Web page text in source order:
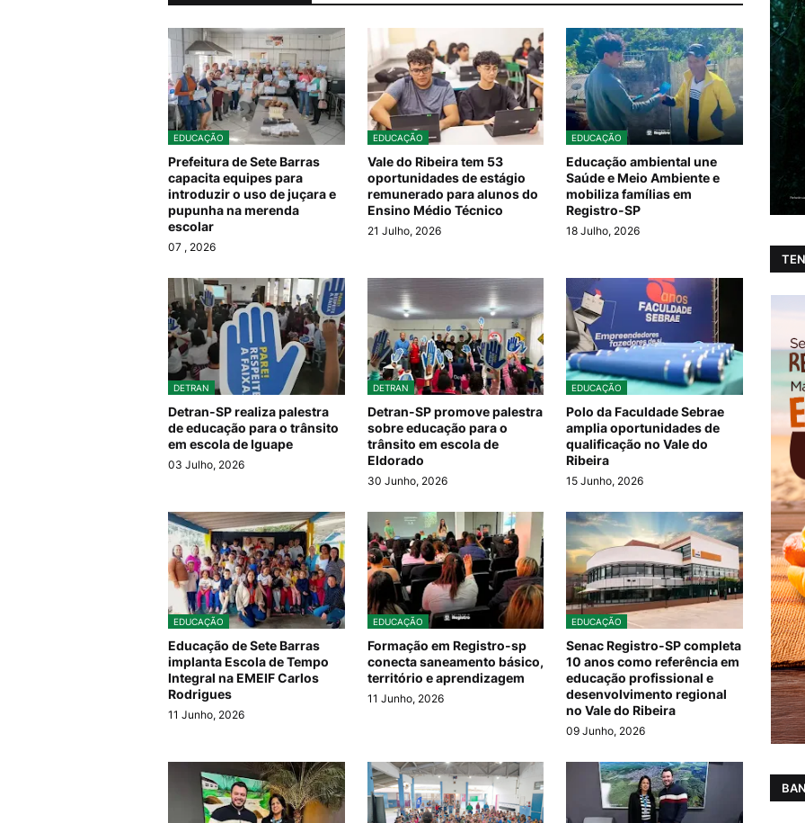
EDUCAÇÃO
Prefeitura de Sete Barras
capacita equipes para
introduzir o uso de juçara e
pupunha na merenda
escolar
07 , 2026
EDUCAÇÃO
Vale do Ribeira tem 53
oportunidades de estágio
remunerado para alunos do
Ensino Médio Técnico
21 Julho, 2026
EDUCAÇÃO
Educação ambiental une
Saúde e Meio Ambiente e
mobiliza famílias em
Registro-SP
18 Julho, 2026
DETRAN
Detran-SP realiza palestra
de educação para o trânsito
em escola de Iguape
03 Julho, 2026
DETRAN
Detran-SP promove palestra
sobre educação para o
trânsito em escola de
Eldorado
30 Junho, 2026
EDUCAÇÃO
Polo da Faculdade Sebrae
amplia oportunidades de
qualificação no Vale do
Ribeira
15 Junho, 2026
EDUCAÇÃO
Educação de Sete Barras
implanta Escola de Tempo
Integral na EMEIF Carlos
Rodrigues
11 Junho, 2026
EDUCAÇÃO
Formação em Registro-sp
conecta saneamento básico,
território e aprendizagem
11 Junho, 2026
EDUCAÇÃO
Senac Registro-SP completa
10 anos como referência em
educação profissional e
desenvolvimento regional
no Vale do Ribeira
09 Junho, 2026